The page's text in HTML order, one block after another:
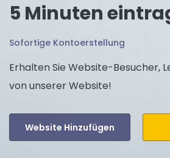
5 Minuten
Sofortige Kontoerstellung
Erhalten Sie Website-Besucher,
von unserer Website!
Website Hinzufügen